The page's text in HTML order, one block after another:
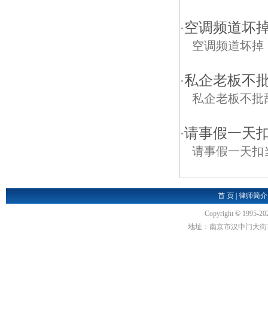
·空调频道坏
空调频道坏
·私企老板不
私企老板不批
·请事假一天
请事假一天扣
首 页 |律师简介
Copyright © 1995-
地址：南京市汉中门大街